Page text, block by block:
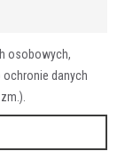
osobowych,
ochronie danych